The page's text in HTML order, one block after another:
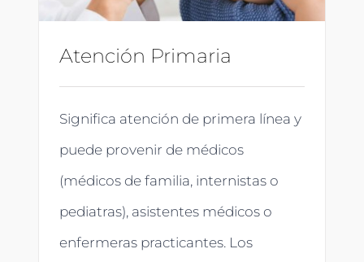
Atención Primaria
Significa atención de primera línea y
puede provenir de médicos
(médicos de familia, internistas o
pediatras), asistentes médicos o
enfermeras practicantes. Los